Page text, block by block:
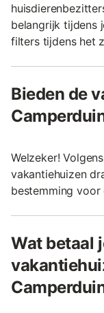
belangrijk tijdens
filters tijdens het
Bieden de
Welzeker!
vakantiehuizen
bestemming voor
Wat betaal